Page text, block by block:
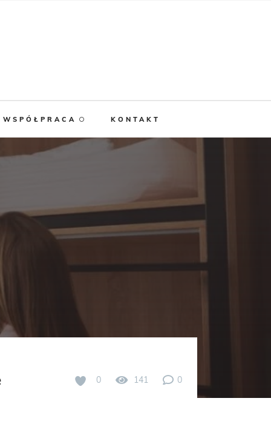
WSPÓŁPRACA KONTAKT
0 141 0